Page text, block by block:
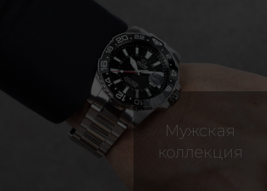
Мужская
коллекция